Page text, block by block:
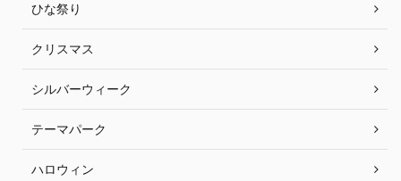
ひな祭り
クリスマス
シルバーウィーク
テーマパーク
ハロウィン